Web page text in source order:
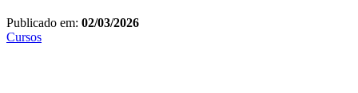
Publicado em: 02/03/2026
Cursos